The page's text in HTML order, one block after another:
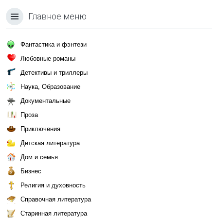
Главное меню
Фантастика и фэнтези
Любовные романы
Детективы и триллеры
Наука, Образование
Документальные
Проза
Приключения
Детская литература
Дом и семья
Бизнес
Религия и духовность
Справочная литература
Старинная литература